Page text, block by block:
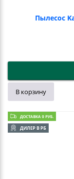
Пылесос
В корзину
ДОСТАВКА 0 РУБ.
ДИЛЕР В РБ